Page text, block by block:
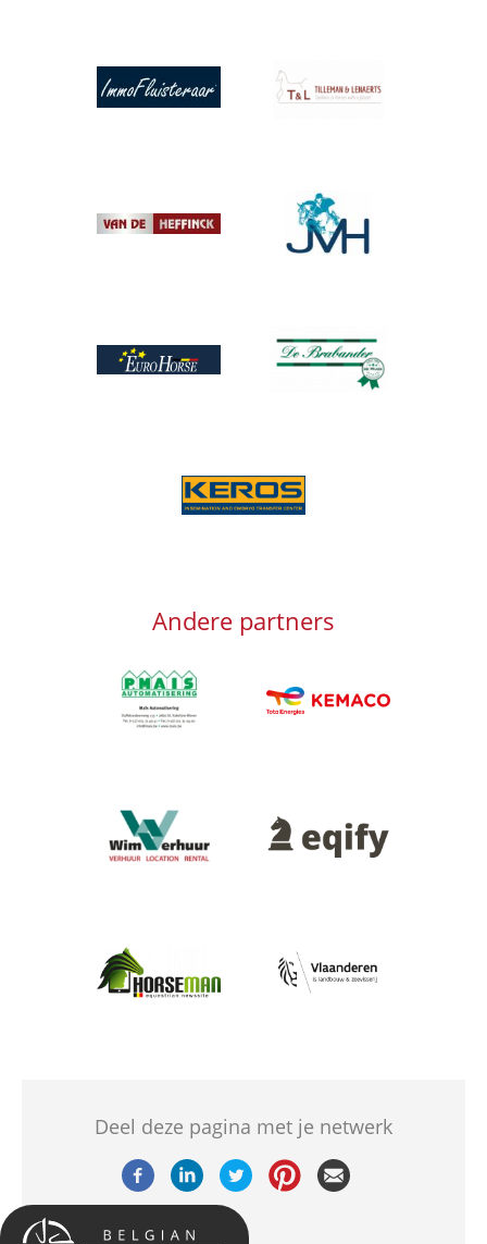
Afbeelding Afbeelding
Afbeelding
Afbeelding
Afbeelding
Afbeelding
Afbeelding
Andere partners
Afbeelding
Afbeelding
Afbeelding Afbeelding
Afbeelding Afbeelding
Deel deze pagina met je netwerk